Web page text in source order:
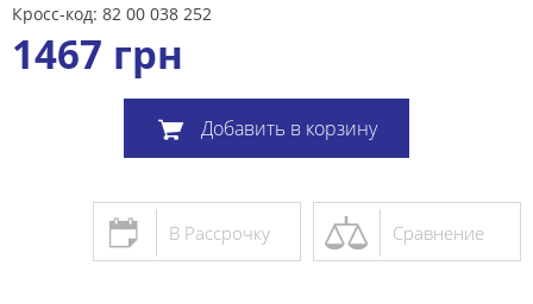
Кросс-код: 82 00 038 252
1467 грн
Добавить в корзину
Сравнение
В Рассрочку